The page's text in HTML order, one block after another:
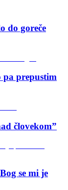
do goreče
pa prepustim
človekom”
se mi je